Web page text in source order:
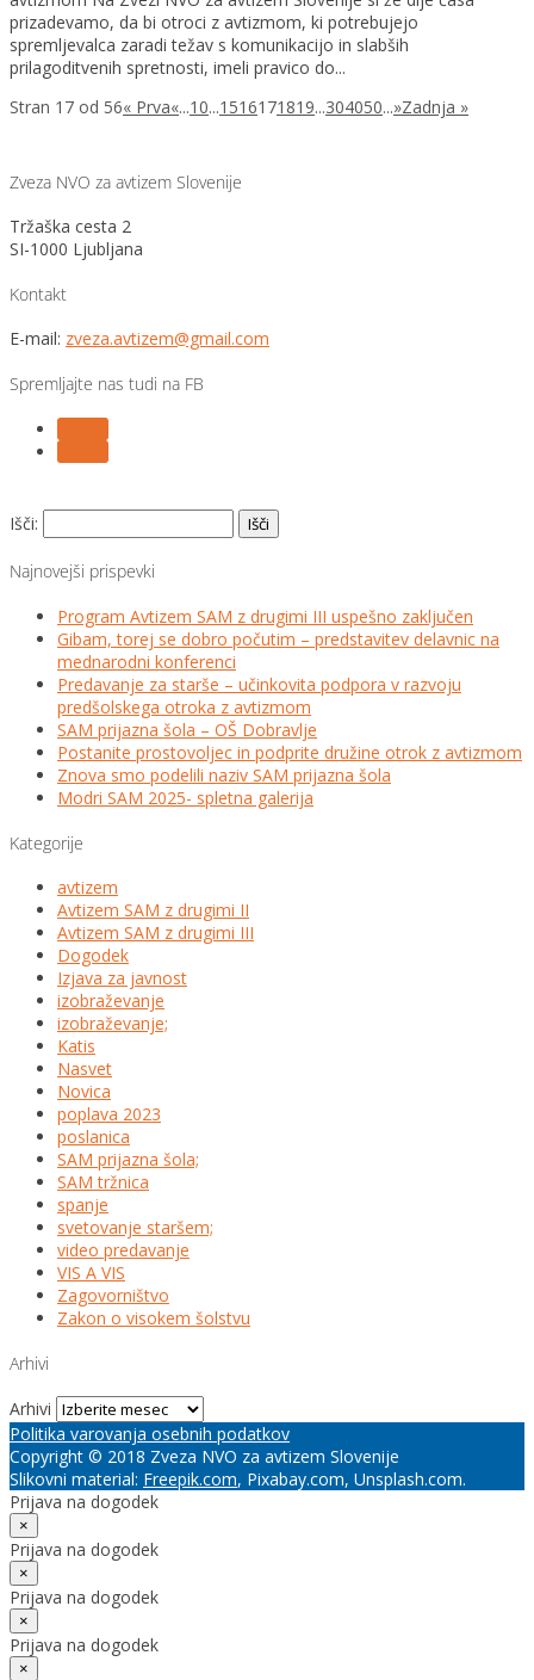
prizadevamo, da bi otroci z avtizmom, ki potrebujejo
spremljevalca zaradi težav s komunikacijo in slabših
prilagoditvenih spretnosti, imeli pravico do...
Stran 17 od 56« Prva«...10...1516171819...304050...»Zadnja »
Zveza NVO za avtizem Slovenije
Tržaška cesta 2
SI-1000 Ljubljana
Kontakt
E-mail: zveza.avtizem@gmail.com
Spremljajte nas tudi na FB
Išči:
Najnovejši prispevki
Program Avtizem SAM z drugimi III uspešno zaključen
Gibam, torej se dobro počutim – predstavitev delavnic na
mednarodni konferenci
Predavanje za starše – učinkovita podpora v razvoju
predšolskega otroka z avtizmom
SAM prijazna šola – OŠ Dobravlje
Postanite prostovoljec in podprite družine otrok z avtizmom
Znova smo podelili naziv SAM prijazna šola
Modri SAM 2025- spletna galerija
Kategorije
avtizem
Avtizem SAM z drugimi II
Avtizem SAM z drugimi III
Dogodek
Izjava za javnost
izobraževanje
izobraževanje;
Katis
Nasvet
Novica
poplava 2023
poslanica
SAM prijazna šola;
SAM tržnica
spanje
svetovanje staršem;
video predavanje
VIS A VIS
Zagovorništvo
Zakon o visokem šolstvu
Arhivi
Arhivi
Politika varovanja osebnih podatkov
Copyright © 2018 Zveza NVO za avtizem Slovenije
Slikovni material: Freepik.com, Pixabay.com, Unsplash.com.
Prijava na dogodek
×
Prijava na dogodek
×
Prijava na dogodek
×
Prijava na dogodek
×